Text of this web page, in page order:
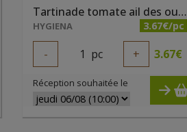
Tartinade tomate ail des ours bio 200 ml
HYGIENA 3.67€/pc
- 1 pc + 3.67€
Réception souhaitée le